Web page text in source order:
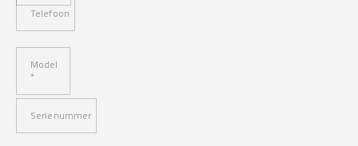
Telefoon
Model
*
Serienummer